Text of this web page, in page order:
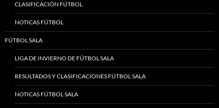
CLASIFICACIÓN FÚTBOL
NOTICAS FÚTBOL
FÚTBOL SALA
LIGA DE INVIERNO DE FÚTBOL SALA
RESULTADOS Y CLASIFICACIONES FÚTBOL SALA
NOTICAS FÚTBOL SALA